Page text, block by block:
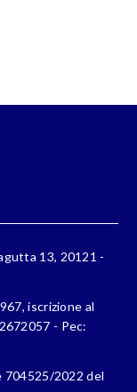
13, 20121 -
iscrizione al
- Pec:
704525/2022 del